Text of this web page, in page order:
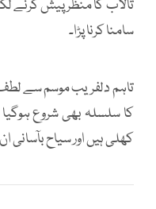
تالاب کا منظر پیش
سامنا کرنا پڑا۔
تاہم دلفریب موسم سے
کا سلسلہ بھی شروع
کھلی ہیں اور سیاح بآسانی